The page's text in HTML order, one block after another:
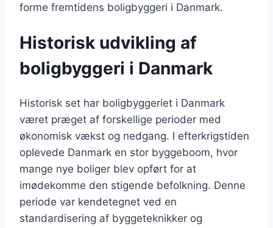
forme fremtidens boligbyggeri i Danmark.
Historisk udvikling af
boligbyggeri i Danmark
Historisk set har boligbyggeriet i Danmark
været præget af forskellige perioder med
økonomisk vækst og nedgang. I efterkrigstiden
oplevede Danmark en stor byggeboom, hvor
mange nye boliger blev opført for at
imødekomme den stigende befolkning. Denne
periode var kendetegnet ved en
standardisering af byggeteknikker og